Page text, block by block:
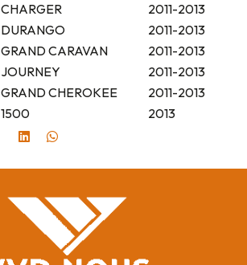
CHARGER
2011-2013
DURANGO
2011-2013
GRAND CARAVAN
2011-2013
JOURNEY
2011-2013
GRAND CHEROKEE
2011-2013
1500 2013